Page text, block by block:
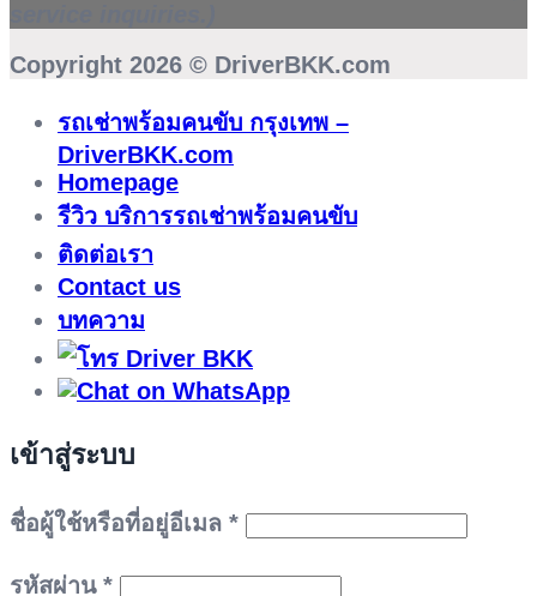
Copyright 2026 © DriverBKK.com
รถเช่าพร้อมคนขับ กรุงเทพ –
DriverBKK.com
Homepage
รีวิว บริการรถเช่าพร้อมคนขับ
ติดต่อเรา
Contact us
บทความ
เข้าสู่ระบบ
ชื่อผู้ใช้หรือที่อยู่อีเมล *ต้องการ
รหัสผ่าน *ต้องการ